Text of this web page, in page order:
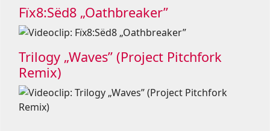
Fïx8:Sëd8 „Oathbreaker”
Trilogy „Waves” (Project Pitchfork
Remix)